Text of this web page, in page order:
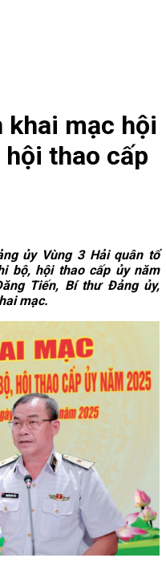
khai mạc hội
thao cấp
ủy Vùng 3 Hải quân tổ
bộ, hội thao cấp ủy năm
Tiến, Bí thư Đảng ủy,
mạc.